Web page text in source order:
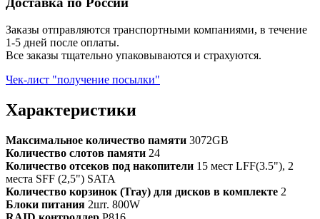
Заказы отправляются транспортными компаниями, в течение
1-5 дней после оплаты.
Все заказы тщательно упаковываются и страхуются.
Чек-лист "получение посылки"
Характеристики
Максимальное количество памяти 3072GB
Количество слотов памяти 24
Количество отсеков под накопители 15 мест LFF(3.5"), 2
места SFF (2,5") SATA
Количество корзинок (Tray) для дисков в комплекте 2
Блоки питания 2шт. 800W